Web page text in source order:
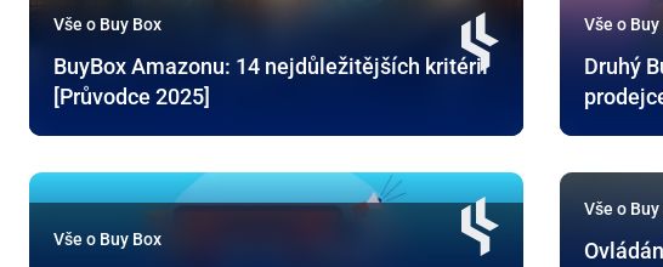
Vše o Buy Box
BuyBox Amazonu: 14 nejdůležitějších kritérií
[Průvodce 2025]
Vše o Buy
Druhý
Vše o Buy Box
Vše o Buy